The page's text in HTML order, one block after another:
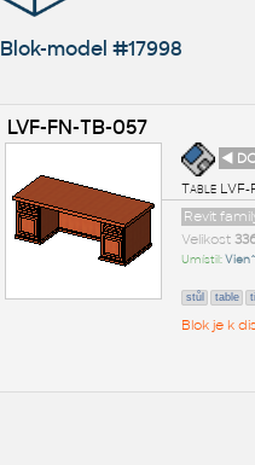
Blok-model #17998
LVF-FN-TB-057
◄
Table
Revit
Velikost
Umístil:Vien^
stůl table
Blok je k